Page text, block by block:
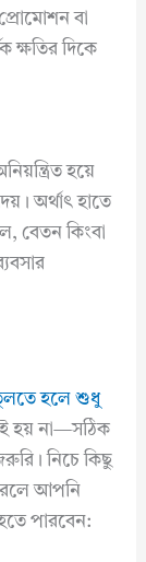
বা
ক্ষতির দিকে
হয়ে
অর্থাৎ হাতে
বেতন কিংবা
হলে শুধু
হয় না—সঠিক
নিচে কিছু
আপনি
পারবেন: